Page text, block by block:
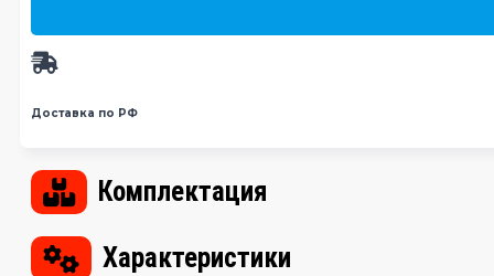
Доставка по РФ
Комплектация
Характеристики